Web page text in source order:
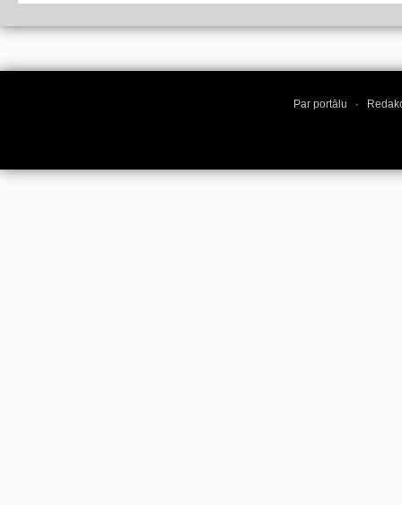
Par portālu ·